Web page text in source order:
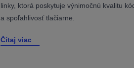
linky, ktorá poskytuje výnimočnú kvalitu
a spoľahlivosť tlačiarne.
Čítaj viac